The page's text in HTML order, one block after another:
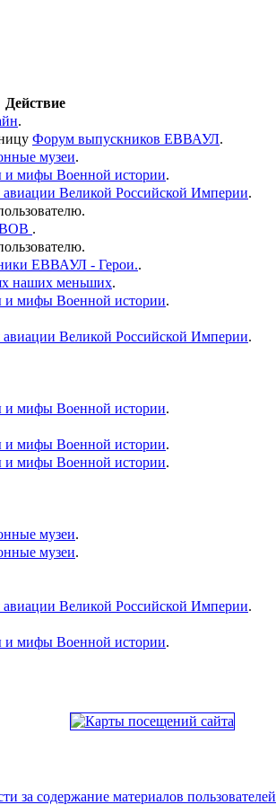
Действие
.
Форум выпускников ЕВВАУЛ.
музеи.
и мифы Военной истории.
авиации Великой Российской Империи.
.
ЕВВАУЛ - Герои..
наших меньших.
и мифы Военной истории.
авиации Великой Российской Империи.
и мифы Военной истории.
и мифы Военной истории.
и мифы Военной истории.
музеи.
музеи.
авиации Великой Российской Империи.
и мифы Военной истории.
содержание материалов пользователей